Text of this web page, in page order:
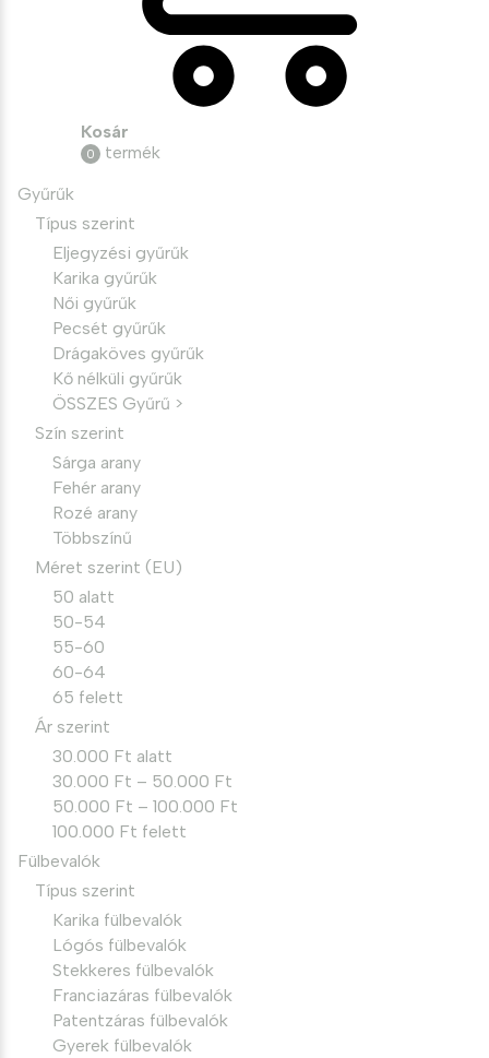
Kosár
0
termék
Gyűrűk
Típus szerint
Eljegyzési gyűrűk
Karika gyűrűk
Női gyűrűk
Pecsét gyűrűk
Drágaköves gyűrűk
Kő nélküli gyűrűk
ÖSSZES Gyűrű >
Szín szerint
Sárga arany
Fehér arany
Rozé arany
Többszínű
Méret szerint (EU)
50 alatt
50-54
55-60
60-64
65 felett
Ár szerint
30.000 Ft alatt
30.000 Ft – 50.000 Ft
50.000 Ft – 100.000 Ft
100.000 Ft felett
Fülbevalók
Típus szerint
Karika fülbevalók
Lógós fülbevalók
Stekkeres fülbevalók
Franciazáras fülbevalók
Patentzáras fülbevalók
Gyerek fülbevalók